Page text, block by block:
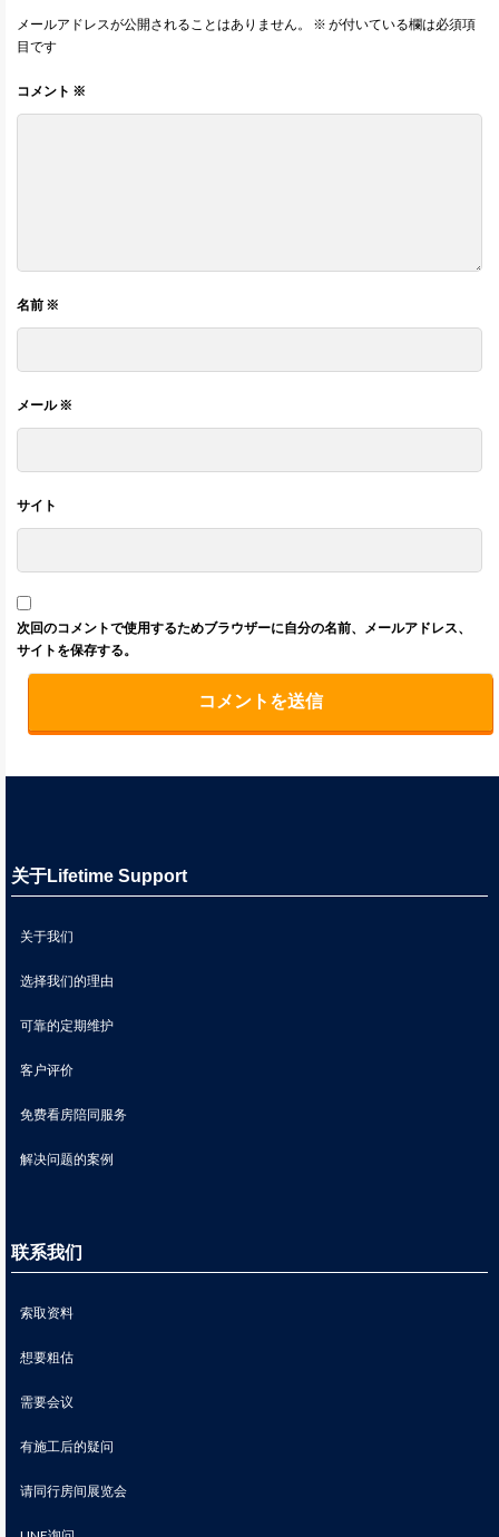
メールアドレスが公開されることはありません。 ※ が付いている欄は必須項
目です
コメント ※
名前 ※
メール※
サイト
次回のコメントで使用するためブラウザーに自分の名前、メールアドレス、
サイトを保存する。
关于Lifetime Support
关于我们
选择我们的理由
可靠的定期维护
客户评价
免费看房陪同服务
解决问题的案例
联系我们
索取资料
想要粗估
需要会议
有施工后的疑问
请同行房间展览会